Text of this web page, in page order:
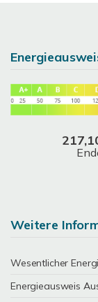
Weitere
Wesentlicher
Energieausweis